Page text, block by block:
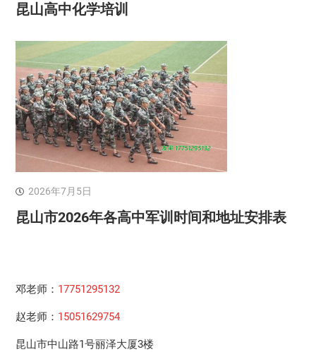
昆山高中化学培训
2026年7月5日
昆山市2026年各高中军训时间和地址安排表
邓老师： 17751295132
赵老师： 15051629754
昆山市中山路1号丽泽大厦3楼